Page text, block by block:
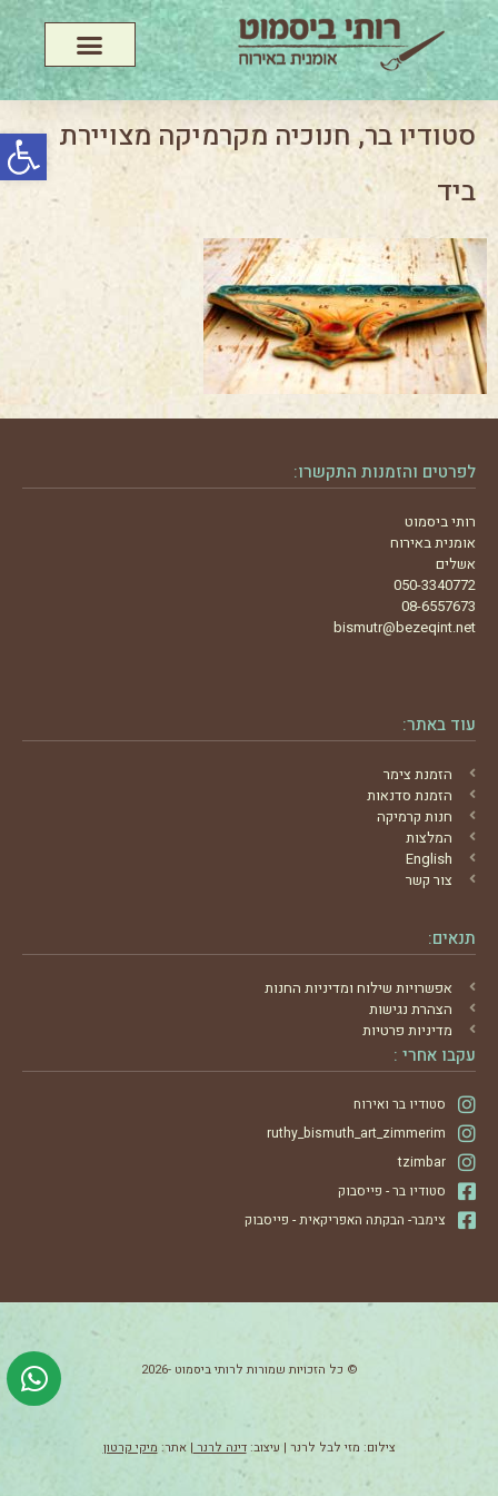
פתח סטודיו בר, חנוכיה מקרמיקה מצויירת
ביד
לפרטים והזמנות התקשרו:
רותי ביסמוט
אומנית באירוח
אשלים
050-3340772
08-6557673
bismutr@bezeqint.net
עוד באתר:
הזמנת צימר
הזמנת סדנאות
חנות קרמיקה
המלצות
English
צור קשר
תנאים:
אפשרויות שילוח ומדיניות החנות
הצהרת נגישות
מדיניות פרטיות
עקבו אחרי :
סטודיו בר ואירוח
ruthy_bismuth_art_zimmerim
tzimbar
סטודיו בר - פייסבוק
צימבר- הבקתה האפריקאית - פייסבוק
© כל הזכויות שמורות לרותי ביסמוט -2026
צילום: מזי לבל לרנר | עיצוב:דינה לרנר | אתר: מיקי קרטון